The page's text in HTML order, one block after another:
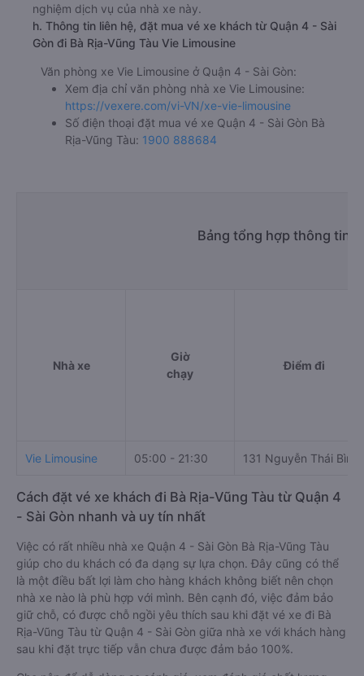
nghiệm dịch vụ của nhà xe này.
h. Thông tin liên hệ, đặt mua vé xe khách từ Quận 4 - Sài
Gòn đi Bà Rịa-Vũng Tàu Vie Limousine
Văn phòng xe Vie Limousine ở Quận 4 - Sài Gòn:
Xem địa chỉ văn phòng nhà xe Vie Limousine:
https://vexere.com/vi-VN/xe-vie-limousine
Số điện thoại đặt mua vé xe Quận 4 - Sài Gòn Bà
Rịa-Vũng Tàu: 1900 888684
Bảng tổng hợp thông tin
Nhà xe
Giờ
chạy
Điểm đi
Vie Limousine 05:00 - 21:30 131 Nguyễn Thái Bình
Cách đặt vé xe khách đi Bà Rịa-Vũng Tàu từ Quận 4
- Sài Gòn nhanh và uy tín nhất
Việc có rất nhiều nhà xe Quận 4 - Sài Gòn Bà Rịa-Vũng Tàu
giúp cho du khách có đa dạng sự lựa chọn. Đây cũng có thể
là một điều bất lợi làm cho hàng khách không biết nên chọn
nhà xe nào là phù hợp với mình. Bên cạnh đó, việc đảm bảo
giữ chỗ, có được chỗ ngồi yêu thích sau khi đặt vé xe đi Bà
Rịa-Vũng Tàu từ Quận 4 - Sài Gòn giữa nhà xe với khách hàng
sau khi đặt trực tiếp vẫn chưa được đảm bảo 100%.